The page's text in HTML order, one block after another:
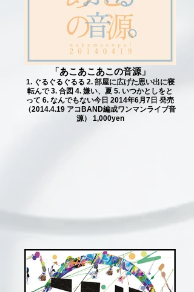
「あこあこあこの音源」
1. ぐるぐるぐるる 2. 部屋に広げた思い出に寝
転んで 3. 合図 4. 嫌い、夏 5. いつかとしをと
って 6. なんでもない今日 2014年6月7日 発売
（2014.4.19 アコBAND編成ワンマンライブ音
源） 1,000yen